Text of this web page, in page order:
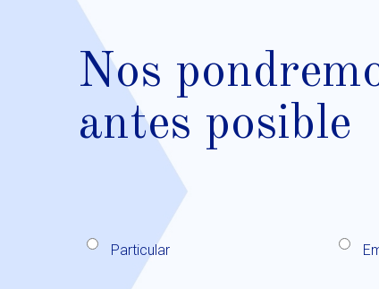
Nos
antes posible
Particular